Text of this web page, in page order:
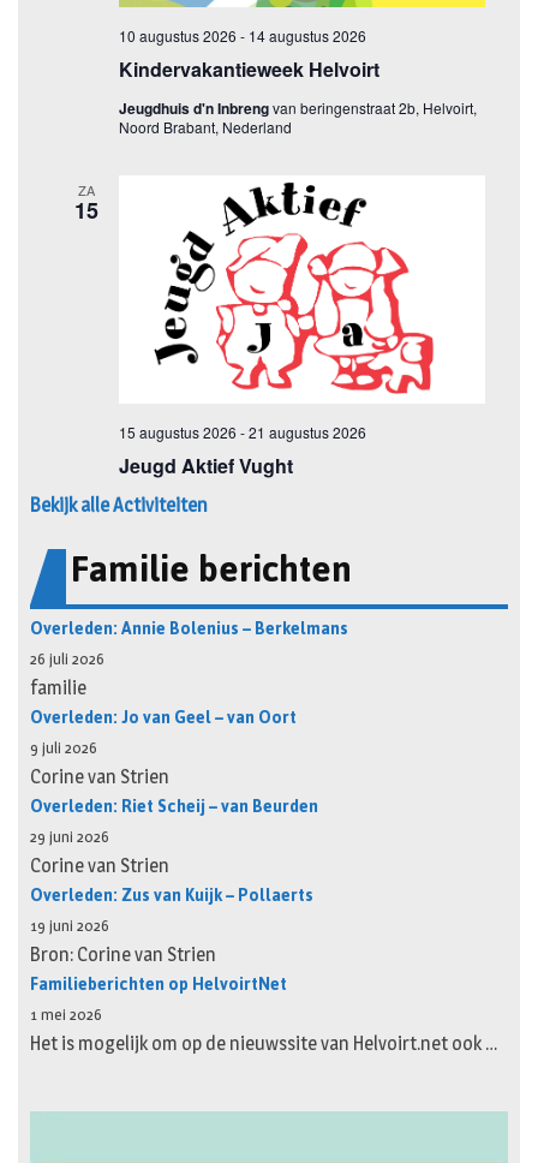
Bekijk alle Activiteiten
Familie berichten
Overleden: Annie Bolenius – Berkelmans
26 juli 2026
familie
Overleden: Jo van Geel – van Oort
9 juli 2026
Corine van Strien
Overleden: Riet Scheij – van Beurden
29 juni 2026
Corine van Strien
Overleden: Zus van Kuijk – Pollaerts
19 juni 2026
Bron: Corine van Strien
Familieberichten op HelvoirtNet
1 mei 2026
Het is mogelijk om op de nieuwssite van Helvoirt.net ook …